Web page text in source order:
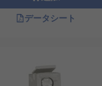
大型機器の制御に
データシート